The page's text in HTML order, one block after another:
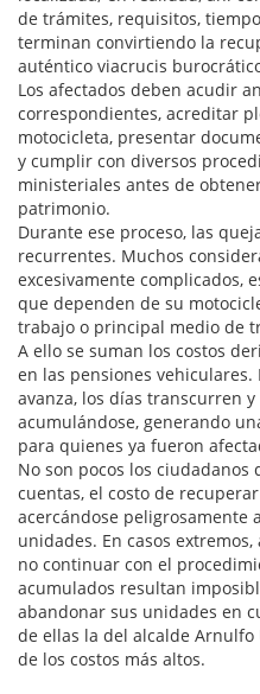
de trámites, requisitos,
terminan convirtiendo la
auténtico viacrucis
Los afectados deben acudir
correspondientes, acreditar
motocicleta, presentar
y cumplir con diversos
ministeriales antes de
patrimonio.
Durante ese proceso, las
recurrentes. Muchos
excesivamente complicados,
que dependen de su
trabajo o principal medio de
A ello se suman los costos
en las pensiones
avanza, los días transcurren
acumulándose, generando
para quienes ya fueron
No son pocos los
cuentas, el costo de
acercándose peligrosamente
unidades. En casos
no continuar con el
acumulados resultan
abandonar sus unidades en
de ellas la del alcalde
de los costos más altos.